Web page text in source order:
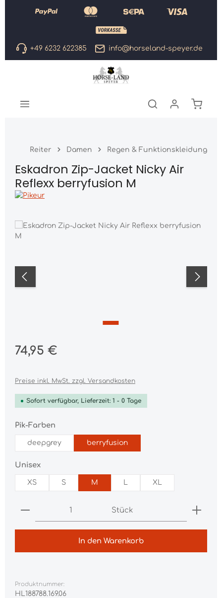
Zum Hauptinhalt springen
+49 6232 622385 info@horseland-speyer.de
Reiter Damen Regen & Funktionskleidung
Eskadron Zip-Jacket Nicky Air
Reflexx berryfusion M
Bildergalerie überspringen
Regulärer Preis:
74,95 €
Preise inkl. MwSt. zzgl. Versandkosten
Sofort verfügbar, Lieferzeit: 1 - 0 Tage
Pik-Farben
deepgrey berryfusion
Unisexauswählen
XS S M L XL
Produkt Anzahl: Gib den gewünschten
Stück
In den Warenkorb
Produktnummer:
HL188788.169.06